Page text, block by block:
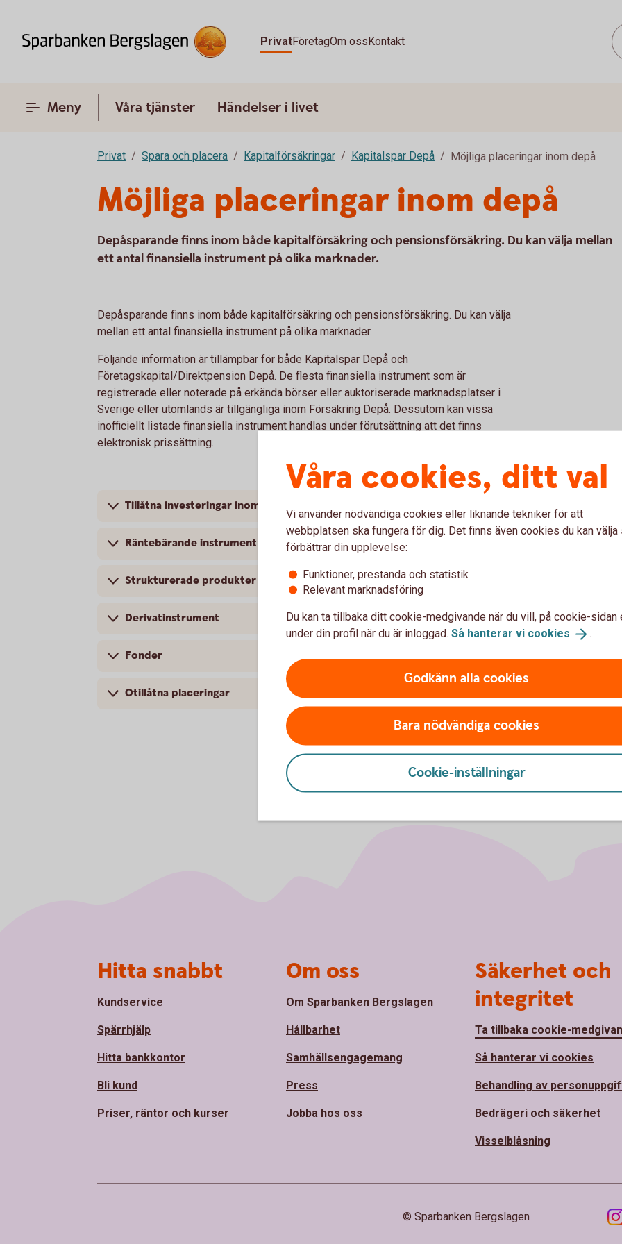
PrivatFöretagOm ossKontakt
Meny Våra tjänster Händelser i livet
Privat Spara och placera Kapitalförsäkringar Kapitalspar Depå Möjliga placeringar inom depå
Möjliga placeringar inom depå
Depåsparande finns inom både kapitalförsäkring och pensionsförsäkring. Du kan välja mellan
ett antal finansiella instrument på olika marknader.
Depåsparande finns inom både kapitalförsäkring och pensionsförsäkring. Du kan välja
mellan ett antal finansiella instrument på olika marknader.
Följande information är tillämpbar för både Kapitalspar Depå och
Företagskapital/Direktpension Depå. De flesta finansiella instrument som är
registrerade eller noterade på erkända börser eller auktoriserade marknadsplatser i
Sverige eller utomlands är tillgängliga inom Försäkring Depå. Dessutom kan vissa
inofficiellt listade finansiella instrument handlas under förutsättning att det finns
elektronisk prissättning.
Tillåtna investeringar inom depåsparande
Räntebärande instrument
Strukturerade produkter
Derivatinstrument
Fonder
Otillåtna placeringar
Våra cookies, ditt val
Vi använder nödvändiga cookies eller liknande tekniker för att
webbplatsen ska fungera för dig. Det finns även cookies du kan välja
förbättrar din upplevelse:
Funktioner, prestanda och statistik
Relevant marknadsföring
Du kan ta tillbaka ditt cookie-medgivande när du vill, på cookie-sidan
under din profil när du är inloggad. Så hanterar vi cookies .
Godkänn alla cookies
Bara nödvändiga cookies
Cookie-inställningar
Hitta snabbt
Kundservice
Spärrhjälp
Hitta bankkontor
Bli kund
Priser, räntor och kurser
Om oss
Om Sparbanken Bergslagen
Hållbarhet
Samhällsengagemang
Press
Jobba hos oss
Säkerhet och
integritet
Ta tillbaka cookie-
Så hanterar vi cookies
Behandling av
Bedrägeri och säkerhet
Visselblåsning
© Sparbanken Bergslagen